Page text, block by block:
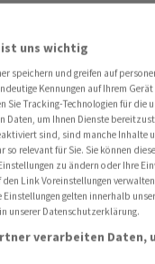
Wittau in der Nähe von
der OMV um die
in Österreich seit 40
Tiefe umfasse
48
Fass
könne damit
im Vergleich
uns wichtig
speichern und greifen auf
Kennungen auf Ihrem
Sie Tracking-Technologien für die
Daten, um Ihnen Dienste
sind, sind manche Inhalte
so relevant für Sie. Sie können
zu ändern oder Ihre
Link Voreinstellungen
gelten innerhalb
unserer Datenschutzerklärung.
verarbeiten Daten,